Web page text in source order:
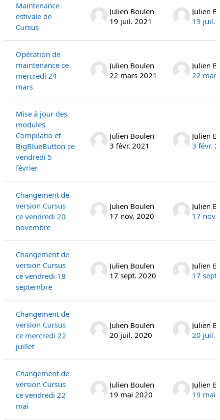
Maintenance
estivale de
Cursus
Julien Boulen
19 juil. 2021
Julien
19 juil.
Opération de
maintenance ce
mercredi 24
mars
Julien Boulen
22 mars 2021
Julien
22
Mise à jour des
modules
Compilatio et
BigBlueButton ce
vendredi 5
février
Julien Boulen
3 févr. 2021
Julien
3 févr.
Changement de
version Cursus
ce vendredi 20
novembre
Julien Boulen
17 nov. 2020
Julien
17 nov.
Changement de
version Cursus
ce vendredi 18
septembre
Julien Boulen
17 sept. 2020
Julien
17
Changement de
version Cursus
ce mercredi 22
juillet
Julien Boulen
20 juil. 2020
Julien
20 juil.
Changement de
version Cursus
ce vendredi 22
mai
Julien Boulen
19 mai 2020
Julien
19 mai